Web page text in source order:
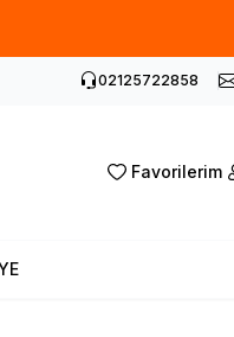
02125722858
Favorilerim